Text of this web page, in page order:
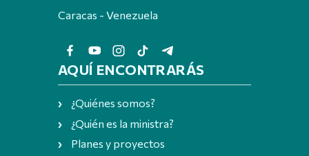
Caracas - Venezuela
AQUÍ ENCONTRARÁS
¿Quiénes somos?
¿Quién es la ministra?
Planes y proyectos